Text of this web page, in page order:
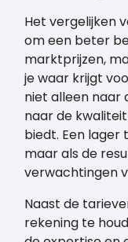
Het vergelijken
om een beter
marktprijzen,
je waar krijgt
niet alleen naar
naar de
biedt. Een lager
maar als de
verwachtingen
Naast de
rekening te